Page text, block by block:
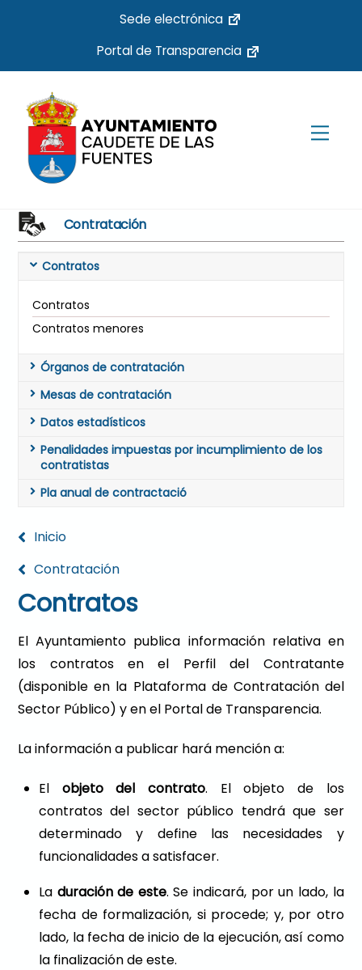
Sede electrónica
Portal de Transparencia
Contratación
Contratos
Contratos
Contratos menores
Órganos de contratación
Mesas de contratación
Datos estadísticos
Penalidades impuestas por incumplimiento de los
contratistas
Pla anual de contractació
Inicio
Contratación
Contratos
El Ayuntamiento publica información relativa en
los contratos en el Perfil del Contratante
(disponible en la Plataforma de Contratación del
Sector Público) y en el Portal de Transparencia.
La información a publicar hará mención a:
El objeto del contrato. El objeto de los
contratos del sector público tendrá que ser
determinado y define las necesidades y
funcionalidades a satisfacer.
La duración de este. Se indicará, por un lado, la
fecha de formalización, si procede; y, por otro
lado, la fecha de inicio de la ejecución, así como
la finalización de este.